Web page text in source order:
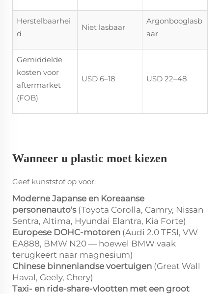
Herstelbaarhei
d
Niet lasbaar
Argonbooglasb
aar
Gemiddelde
kosten voor
aftermarket
(FOB)
USD 6–18 USD 22–48
Wanneer u plastic moet kiezen
Geef kunststof op voor:
Moderne Japanse en Koreaanse
personenauto's (Toyota Corolla, Camry, Nissan
Sentra, Altima, Hyundai Elantra, Kia Forte)
Europese DOHC-motoren (Audi 2.0 TFSI, VW
EA888, BMW N20 — hoewel BMW vaak
terugkeert naar magnesium)
Chinese binnenlandse voertuigen (Great Wall
Haval, Geely, Chery)
Taxi- en ride-share-vlootten met een groot